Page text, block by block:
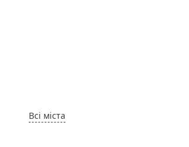
Всі міста